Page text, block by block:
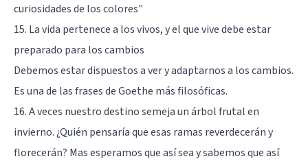
curiosidades de los colores"
15. La vida pertenece a los vivos, y el que vive debe estar
preparado para los cambios
Debemos estar dispuestos a ver y adaptarnos a los cambios.
Es una de las frases de Goethe más filosóficas.
16. A veces nuestro destino semeja un árbol frutal en
invierno. ¿Quién pensaría que esas ramas reverdecerán y
florecerán? Mas esperamos que así sea y sabemos que así